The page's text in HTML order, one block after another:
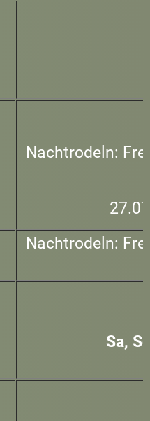
Nachtrodeln:
Nachtrodeln:
Sa,